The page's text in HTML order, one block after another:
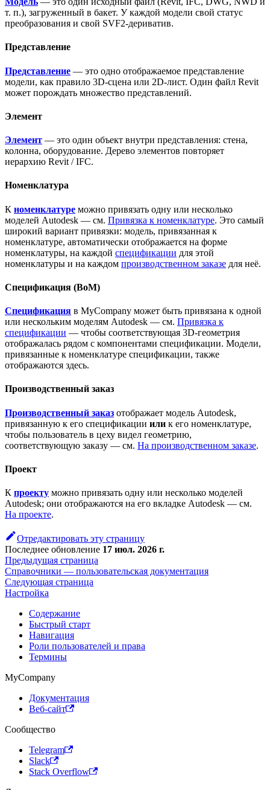
т. п.), загруженный в бакет. У каждой модели свой статус
преобразования и свой SVF2-дериватив.
Представление
Представление — это одно отображаемое представление
модели, как правило 3D-сцена или 2D-лист. Один файл Revit
может порождать множество представлений.
Элемент
Элемент — это один объект внутри представления: стена,
колонна, оборудование. Дерево элементов повторяет
иерархию Revit / IFC.
Номенклатура
К номенклатуре можно привязать одну или несколько
моделей Autodesk — см. Привязка к номенклатуре. Это самый
широкий вариант привязки: модель, привязанная к
номенклатуре, автоматически отображается на форме
номенклатуры, на каждой спецификации для этой
номенклатуры и на каждом производственном заказе для неё.
Спецификация (BoM)
Спецификация в MyCompany может быть привязана к одной
или нескольким моделям Autodesk — см. Привязка к
спецификации — чтобы соответствующая 3D-геометрия
отображалась рядом с компонентами спецификации. Модели,
привязанные к номенклатуре спецификации, также
отображаются здесь.
Производственный заказ
Производственный заказ отображает модель Autodesk,
привязанную к его спецификации или к его номенклатуре,
чтобы пользователь в цеху видел геометрию,
соответствующую заказу — см. На производственном заказе.
Проект
К проекту можно привязать одну или несколько моделей
Autodesk; они отображаются на его вкладке Autodesk — см.
На проекте.
Отредактировать эту страницу
Последнее обновление 17 июл. 2026 г.
Предыдущая страница
Справочники — пользовательская документация
Следующая страница
Настройка
Содержание
Быстрый старт
Навигация
Роли пользователей и права
Термины
MyCompany
Документация
Веб-сайт
Сообщество
Telegram
Slack
Stack Overflow